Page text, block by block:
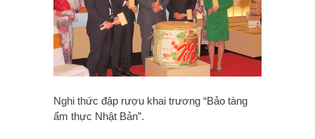
Nghi thức đập rượu khai trương “Bảo tàng
ẩm thực Nhật Bản”.